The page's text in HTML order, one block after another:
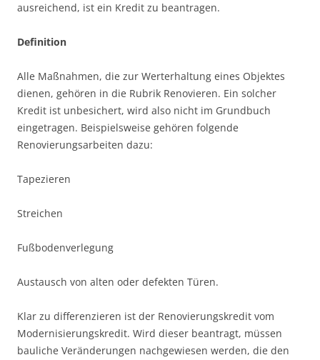
ausreichend, ist ein Kredit zu beantragen.
Definition
Alle Maßnahmen, die zur Werterhaltung eines Objektes
dienen, gehören in die Rubrik Renovieren. Ein solcher
Kredit ist unbesichert, wird also nicht im Grundbuch
eingetragen. Beispielsweise gehören folgende
Renovierungsarbeiten dazu:
Tapezieren
Streichen
Fußbodenverlegung
Austausch von alten oder defekten Türen.
Klar zu differenzieren ist der Renovierungskredit vom
Modernisierungskredit. Wird dieser beantragt, müssen
bauliche Veränderungen nachgewiesen werden, die den